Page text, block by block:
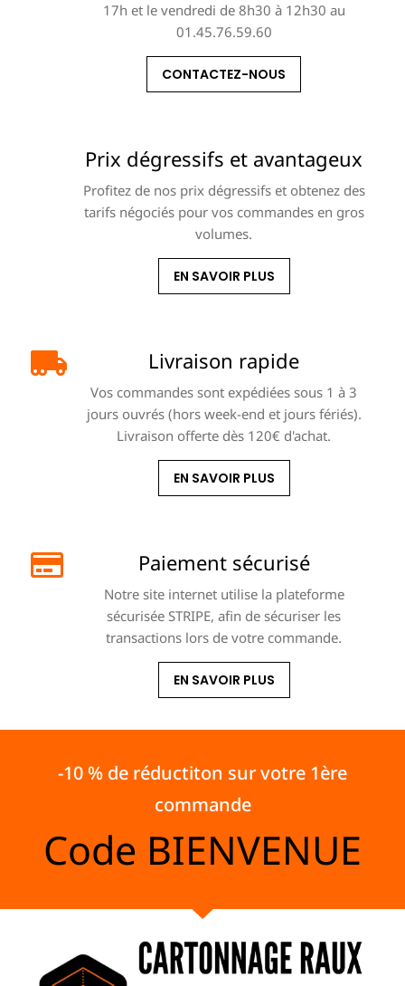
17h et le vendredi de 8h30 à 12h30 au
01.45.76.59.60
CONTACTEZ-NOUS
Prix dégressifs et avantageux
Profitez de nos prix dégressifs et obtenez des
tarifs négociés pour vos commandes en gros
volumes.
EN SAVOIR PLUS
Livraison rapide
Vos commandes sont expédiées sous 1 à 3
jours ouvrés (hors week-end et jours fériés).
Livraison offerte dès 120€ d'achat.
EN SAVOIR PLUS
Paiement sécurisé
Notre site internet utilise la plateforme
sécurisée STRIPE, afin de sécuriser les
transactions lors de votre commande.
EN SAVOIR PLUS
-10 % de réductiton sur votre 1ère
commande
Code BIENVENUE